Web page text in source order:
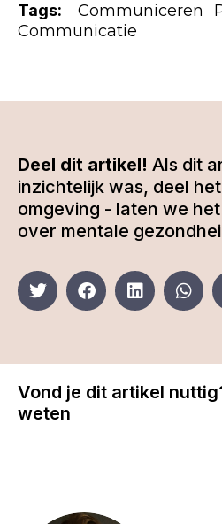
Tags: Communiceren
Communicatie
Deel dit artikel! Als dit
inzichtelijk was, deel
omgeving - laten we
over mentale
Vond je dit artikel
weten